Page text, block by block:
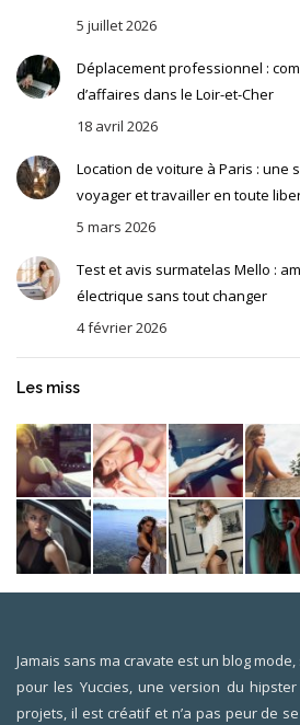
5 juillet 2026
Déplacement professionnel :
d’affaires dans le Loir-et-Cher
18 avril 2026
Location de voiture à Paris : une
voyager et travailler en toute
5 mars 2026
Test et avis surmatelas Mello :
électrique sans tout changer
4 février 2026
Les miss
Jamais sans ma cravate est un blog
pour les Yuccies, une version du
projets, il est créatif et n’a pas peur de